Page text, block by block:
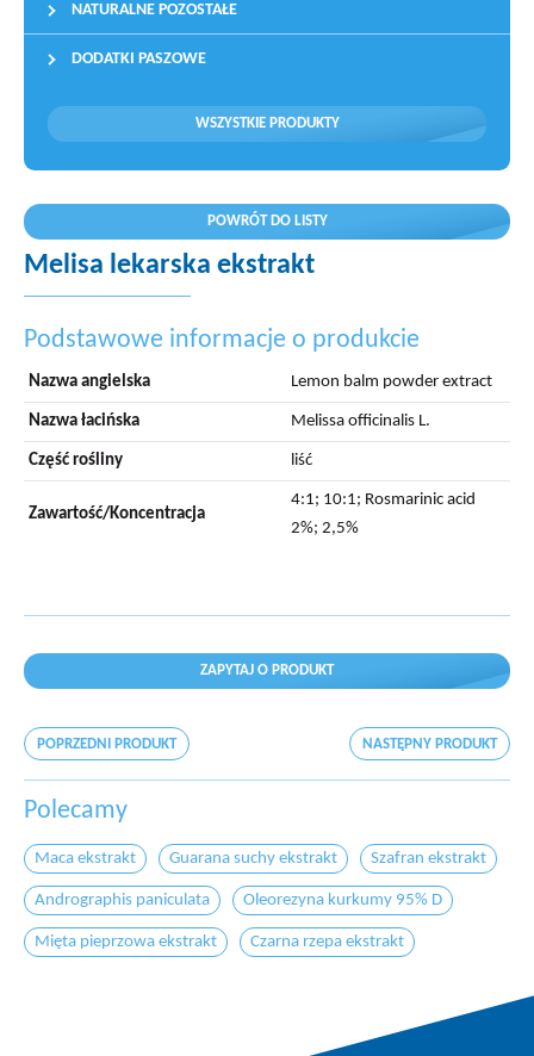
NATURALNE POZOSTAŁE
DODATKI PASZOWE
WSZYSTKIE PRODUKTY
POWRÓT DO LISTY
Melisa lekarska ekstrakt
Podstawowe informacje o produkcie
Nazwa angielska Lemon balm powder extract
Nazwa łacińska Melissa officinalis L.
Część rośliny liść
Zawartość/Koncentracja
4:1; 10:1; Rosmarinic acid
2%; 2,5%
ZAPYTAJ O PRODUKT
POPRZEDNI PRODUKT NASTĘPNY PRODUKT
Polecamy
Maca ekstrakt Guarana suchy ekstrakt Szafran ekstrakt
Andrographis paniculata Oleorezyna kurkumy 95% D
Mięta pieprzowa ekstrakt Czarna rzepa ekstrakt